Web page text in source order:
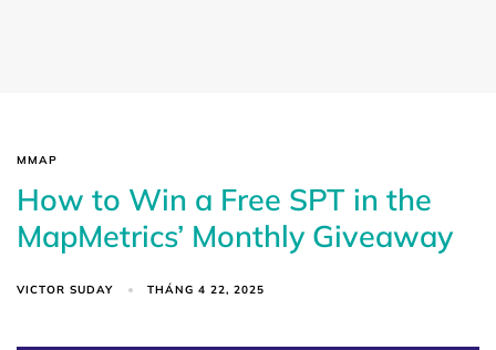
MMAP
How to Win a Free SPT in the
MapMetrics’ Monthly Giveaway
VICTOR SUDAY THÁNG 4 22, 2025